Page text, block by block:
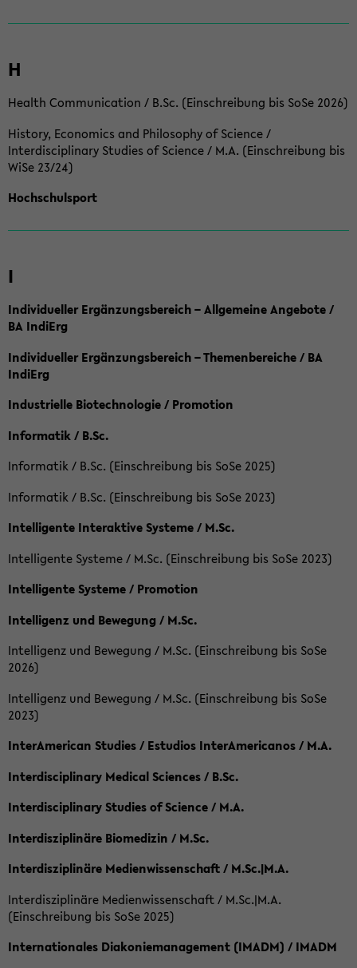
H
Health Communication / B.Sc. (Einschreibung bis SoSe 2026)
History, Economics and Philosophy of Science /
Interdisciplinary Studies of Science / M.A. (Einschreibung bis
WiSe 23/24)
Hochschulsport
I
Individueller Ergänzungsbereich – Allgemeine Angebote /
BA IndiErg
Individueller Ergänzungsbereich – Themenbereiche / BA
IndiErg
Industrielle Biotechnologie / Promotion
Informatik / B.Sc.
Informatik / B.Sc. (Einschreibung bis SoSe 2025)
Informatik / B.Sc. (Einschreibung bis SoSe 2023)
Intelligente Interaktive Systeme / M.Sc.
Intelligente Systeme / M.Sc. (Einschreibung bis SoSe 2023)
Intelligente Systeme / Promotion
Intelligenz und Bewegung / M.Sc.
Intelligenz und Bewegung / M.Sc. (Einschreibung bis SoSe
2026)
Intelligenz und Bewegung / M.Sc. (Einschreibung bis SoSe
2023)
InterAmerican Studies / Estudios InterAmericanos / M.A.
Interdisciplinary Medical Sciences / B.Sc.
Interdisciplinary Studies of Science / M.A.
Interdisziplinäre Biomedizin / M.Sc.
Interdisziplinäre Medienwissenschaft / M.Sc.|M.A.
Interdisziplinäre Medienwissenschaft / M.Sc.|M.A.
(Einschreibung bis SoSe 2025)
Internationales Diakoniemanagement (IMADM) / IMADM